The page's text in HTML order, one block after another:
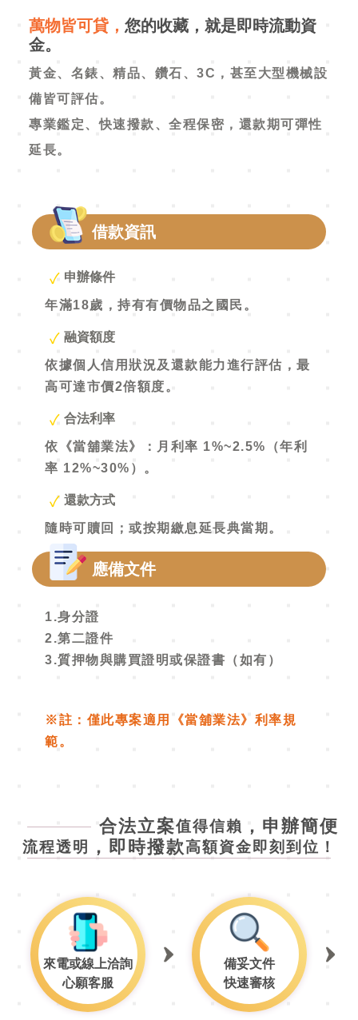
萬物皆可貸， 您的收藏，就是即時流動資
金。
黃金、名錶、精品、鑽石、3C，甚至大型機械設
備皆可評估。
專業鑑定、快速撥款、全程保密，還款期可彈性
延長。
借款資訊
申辦條件
年滿18歲，持有有價物品之國民。
融資額度
依據個人信用狀況及還款能力進行評估，最
高可達市價2倍額度。
合法利率
依《當舖業法》：月利率 1%~2.5%（年利
率 12%~30%）。
還款方式
隨時可贖回；或按期繳息延長典當期。
應備文件
1.身分證
2.第二證件
3.質押物與購買證明或保證書（如有）
※註：僅此專案適用《當舖業法》利率規
範。
合法立案值得信賴 ，申辦簡便
流程透明 ，即時撥款高額資金即刻到位！
來電或線上洽詢
心願客服
備妥文件
快速審核